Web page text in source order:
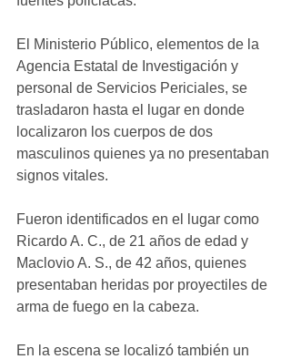
El Ministerio Público, elementos de la
Agencia Estatal de Investigación y
personal de Servicios Periciales, se
trasladaron hasta el lugar en donde
localizaron los cuerpos de dos
masculinos quienes ya no presentaban
signos vitales.
Fueron identificados en el lugar como
Ricardo A. C., de 21 años de edad y
Maclovio A. S., de 42 años, quienes
presentaban heridas por proyectiles de
arma de fuego en la cabeza.
En la escena se localizó también un